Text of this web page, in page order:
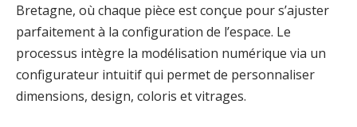
Bretagne, où chaque pièce est conçue pour s’ajuster
parfaitement à la configuration de l’espace. Le
processus intègre la modélisation numérique via un
configurateur intuitif qui permet de personnaliser
dimensions, design, coloris et vitrages.